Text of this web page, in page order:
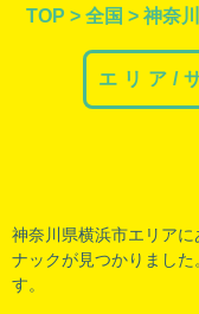
TOP > 全国 > 神奈
エリア/
神奈川県横浜市エリア
ナックが見つかりまし
す。